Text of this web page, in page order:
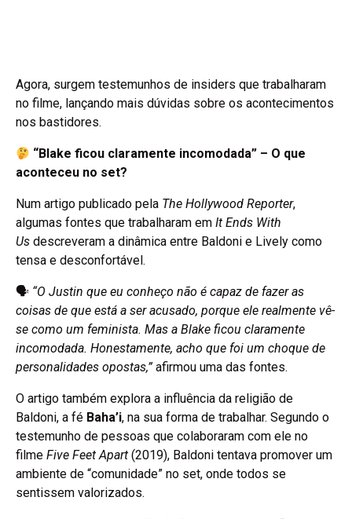
Agora, surgem testemunhos de insiders que trabalharam
no filme, lançando mais dúvidas sobre os acontecimentos
nos bastidores.
“Blake ficou claramente incomodada” – O que
aconteceu no set?
Num artigo publicado pela The Hollywood Reporter,
algumas fontes que trabalharam em It Ends With
Us descreveram a dinâmica entre Baldoni e Lively como
tensa e desconfortável.
🗣 “O Justin que eu conheço não é capaz de fazer as
coisas de que está a ser acusado, porque ele realmente vê-
se como um feminista. Mas a Blake ficou claramente
incomodada. Honestamente, acho que foi um choque de
personalidades opostas,” afirmou uma das fontes.
O artigo também explora a influência da religião de
Baldoni, a fé Baha’i, na sua forma de trabalhar. Segundo o
testemunho de pessoas que colaboraram com ele no
filme Five Feet Apart (2019), Baldoni tentava promover um
ambiente de “comunidade” no set, onde todos se
sentissem valorizados.